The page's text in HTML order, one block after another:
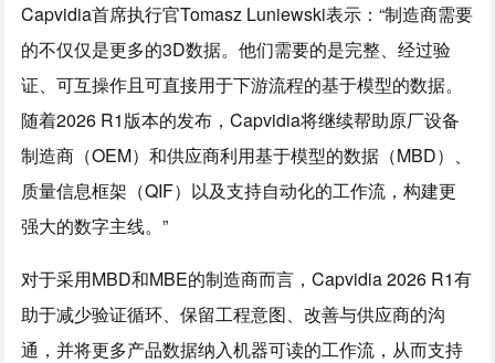
Capvidia首席执行官Tomasz Luniewski表示：“制造商需要
的不仅仅是更多的3D数据。他们需要的是完整、经过验
证、可互操作且可直接用于下游流程的基于模型的数据。
随着2026 R1版本的发布，Capvidia将继续帮助原厂设备
制造商（OEM）和供应商利用基于模型的数据（MBD）、
质量信息框架（QIF）以及支持自动化的工作流，构建更
强大的数字主线。”
对于采用MBD和MBE的制造商而言，Capvidia 2026 R1有
助于减少验证循环、保留工程意图、改善与供应商的沟
通，并将更多产品数据纳入机器可读的工作流，从而支持